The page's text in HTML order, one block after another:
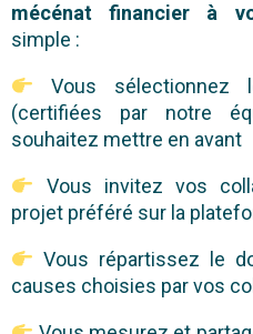
mécénat financier à
simple :
Vous sélectionnez
(certifiées par notre
souhaitez mettre en avant
Vous invitez vos
projet préféré sur la
Vous répartissez le
causes choisies par vos